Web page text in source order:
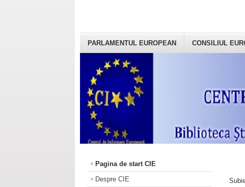
PARLAMENTUL EUROPEAN CONSILIUL
Pagina de start CIE
Despre CIE